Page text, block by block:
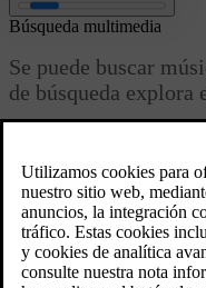
Búsqueda multimedia
Se puede buscar
de búsqueda explora
fuentesDisco,USByHDD
Para iniciar la búsqueda,
fuente y seleccione